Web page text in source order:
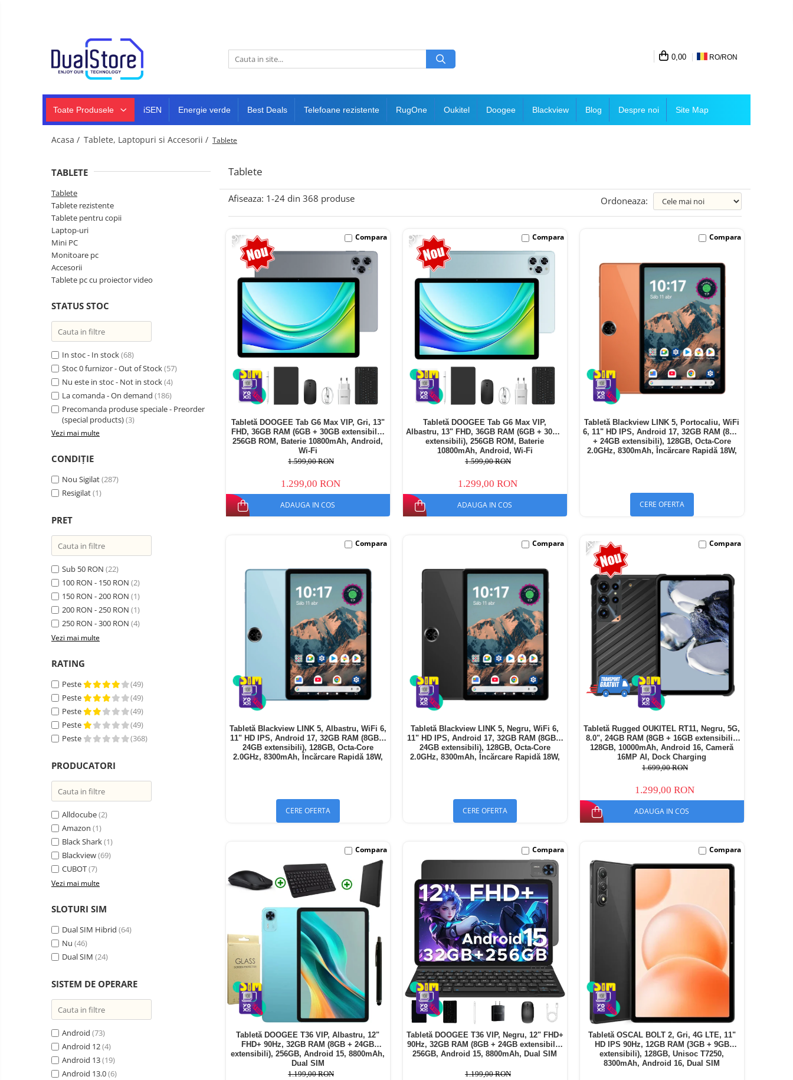
Producatori Telefoane Mobila
Telefoane mobile
Telefoane cu proiector video
Telefoane (Smartphone) 5G
Telefoane clasice
Piese si accesorii telefoane
Producatori telefoane
Telefoane mobile RugOne
Telefoane mobile Doogee
Telefoane mobile Oukitel
Telefoane mobile Unihertz
Telefoane mobile Cubot
Telefoane mobile Blackview
Telefoane mobile OSCAL
Telefoane mobile Fossibot
Telefoane mobile Lagenio
Telefoane mobile Samsung
Telefoane mobile iSEN
Telefoane mobile F150
Telefoane mobile iHunt
Telefoane mobile Xiaomi
Telefoane mobile AGM
Telefoane mobile ALTE
Tablete PC, mini PC si
laptopuri
Tablete PC
Tablete pc cu proiector video
Tablete rezistente
Tablete pentru copii
Laptop-uri
Monitoare pc
Accesorii
Camere auto, home si sport
Camere auto DVR
Oglinzi auto smart cu camera
Camere Supraveghere
Mini Video Camera
Accesorii Camere
Supraveghere
Casti Profesionale
smart,
bratari
Smartwatch
Inel Smart
Accesorii Smartwatch
Trotinete
Trotinete
Piese si accesorii
Biciclete
electrice
Gadgets
0,00 RO/RON
Toate Produsele iSEN Energie verde Best Deals Telefoane rezistente RugOne Oukitel Doogee Blackview Blog Despre noi Site Map
Acasa / Tablete, Laptopuri si Accesorii / Tablete
Tablete
TABLETE
Tablete
Tablete rezistente
Tablete pentru copii
Laptop-uri
Mini PC
Monitoare pc
Accesorii
Tablete pc cu proiector video
STATUS STOC
In stoc - In stock(68)
Stoc 0 furnizor - Out of Stock(57)
Nu este in stoc - Not in stock(4)
La comanda - On demand (186)
Precomanda produse speciale - Preorder
(special products)(3)
Vezi mai multe
CONDIȚIE
Nou Sigilat(287)
Resigilat(1)
PRET
Sub 50 RON (22)
100 RON - 150 RON (2)
150 RON - 200 RON (1)
200 RON - 250 RON (1)
250 RON - 300 RON (4)
Vezi mai multe
RATING
Peste
(49)
Peste
(49)
Peste
(49)
Peste
(49)
Peste
(368)
PRODUCATORI
Alldocube(2)
Amazon (1)
Black Shark(1)
Blackview(69)
CUBOT(7)
Vezi mai multe
SLOTURI SIM
Dual SIM Hibrid (64)
Nu (46)
Dual SIM (24)
SISTEM DE OPERARE
Android (73)
Android 12(4)
Android 13(19)
Android 13.0(6)
Afiseaza: 1-24 din 368 produse Ordoneaza:
-19%
Tabletă DOOGEE Tab G6 Max VIP, Gri, 13"
FHD, 36GB RAM (6GB + 30GB extensibili),
256GB ROM, Baterie 10800mAh, Android,
Wi-Fi
1.599,00 RON
1.299,00 RON
ADAUGA IN COS
Compara -19%
Tabletă DOOGEE Tab G6 Max VIP,
Albastru, 13" FHD, 36GB RAM (6GB + 30GB
extensibili), 256GB ROM, Baterie
10800mAh, Android, Wi-Fi
1.599,00 RON
1.299,00 RON
ADAUGA IN COS
Compara
Tabletă Blackview LINK 5, Portocaliu, WiFi
6, 11" HD IPS, Android 17, 32GB RAM (8GB
+ 24GB extensibili), 128GB, Octa-Core
2.0GHz, 8300mAh, Încărcare Rapidă 18W,
CERE OFERTA
Compara
Tabletă Blackview LINK 5, Albastru, WiFi 6,
11" HD IPS, Android 17, 32GB RAM (8GB +
24GB extensibili), 128GB, Octa-Core
2.0GHz, 8300mAh, Încărcare Rapidă 18W,
CERE OFERTA
Compara
Tabletă Blackview LINK 5, Negru, WiFi 6,
11" HD IPS, Android 17, 32GB RAM (8GB +
24GB extensibili), 128GB, Octa-Core
2.0GHz, 8300mAh, Încărcare Rapidă 18W,
CERE OFERTA
Compara -24%
Tabletă Rugged OUKITEL RT11, Negru, 5G,
8.0", 24GB RAM (8GB + 16GB extensibili),
128GB, 10000mAh, Android 16, Cameră
16MP AI, Dock Charging
1.699,00 RON
1.299,00 RON
ADAUGA IN COS
Compara
Tabletă DOOGEE T36 VIP, Albastru, 12"
FHD+ 90Hz, 32GB RAM (8GB + 24GB
extensibili), 256GB, Android 15, 8800mAh,
Dual SIM
1.199,00 RON
Compara
Tabletă DOOGEE T36 VIP, Negru, 12" FHD+
90Hz, 32GB RAM (8GB + 24GB extensibili),
256GB, Android 15, 8800mAh, Dual SIM
1.199,00 RON
Compara
Tabletă OSCAL BOLT 2, Gri, 4G LTE, 11"
HD IPS 90Hz, 12GB RAM (3GB + 9GB
extensibili), 128GB, Unisoc T7250,
8300mAh, Android 16, Dual SIM
Compara